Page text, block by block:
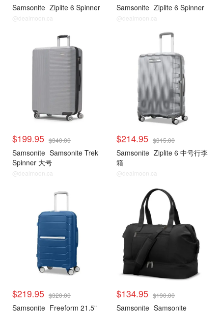
Samsonite Ziplite 6 Spinner
@dealmoon.ca
Samsonite Ziplite 6 Spinner
@dealmoon.ca
$199.95 $340.00
Samsonite Samsonite Trek
Spinner 大号
@dealmoon.ca
$214.95 $315.00
Samsonite Ziplite 6 中号行李
箱
@dealmoon.ca
$219.95 $320.00
Samsonite Freeform 21.5"
$134.95 $190.00
Samsonite Samsonite